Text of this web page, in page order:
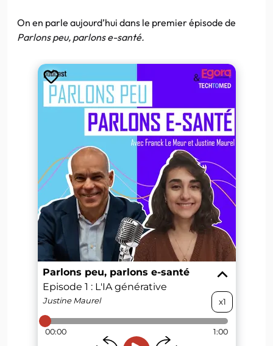
On en parle aujourd’hui dans le premier épisode de
Parlons peu, parlons e-santé.